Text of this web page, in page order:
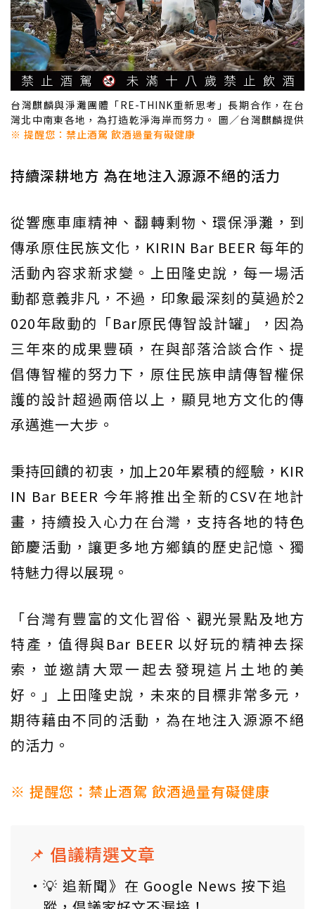
台灣麒麟與淨灘團體「RE-THINK重新思考」長期合作，在台
灣北中南東各地，為打造乾淨海岸而努力。 圖／台灣麒麟提供
※ 提醒您：禁止酒駕 飲酒過量有礙健康
持續深耕地方 為在地注入源源不絕的活力
從響應車庫精神、翻轉剩物、環保淨灘，到
傳承原住民族文化，KIRIN Bar BEER 每年的
活動內容求新求變。上田隆史說，每一場活
動都意義非凡，不過，印象最深刻的莫過於2
020年啟動的「Bar原民傳智設計罐」，因為
三年來的成果豐碩，在與部落洽談合作、提
倡傳智權的努力下，原住民族申請傳智權保
護的設計超過兩倍以上，顯見地方文化的傳
承邁進一大步。
秉持回饋的初衷，加上20年累積的經驗，KIR
IN Bar BEER 今年將推出全新的CSV在地計
畫，持續投入心力在台灣，支持各地的特色
節慶活動，讓更多地方鄉鎮的歷史記憶、獨
特魅力得以展現。
「台灣有豐富的文化習俗、觀光景點及地方
特產，值得與Bar BEER 以好玩的精神去探
索，並邀請大眾一起去發現這片土地的美
好。」上田隆史說，未來的目標非常多元，
期待藉由不同的活動，為在地注入源源不絕
的活力。
※ 提醒您：禁止酒駕 飲酒過量有礙健康
📌 倡議精選文章
💡 追新聞》在 Google News 按下追